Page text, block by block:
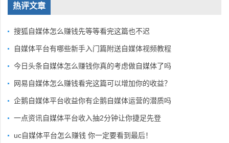
热评文章
搜狐自媒体怎么赚钱先等等看完这篇也不迟
自媒体平台有哪些新手入门篇附送自媒体视频教程
今日头条自媒体怎么赚钱你真的考虑做自媒体了吗
网易自媒体怎么赚钱看完这篇可以增加你的收益？
企鹅自媒体平台收益你有企鹅自媒体运营的潜质吗
一点资讯自媒体平台收入抽2分钟让你捷足先登
uc自媒体平台怎么赚钱 你一定要看到最后！